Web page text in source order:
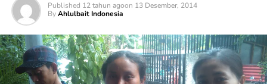
Published 12 tahun agoon 13 Desember, 2014
By Ahlulbait Indonesia